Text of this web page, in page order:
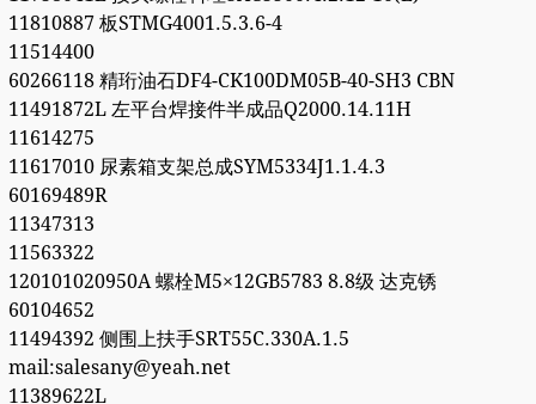
11810887 板STMG4001.5.3.6-4
11514400
60266118 精珩油石DF4-CK100DM05B-40-SH3 CBN
11491872L 左平台焊接件半成品Q2000.14.11H
11614275
11617010 尿素箱支架总成SYM5334J1.1.4.3
60169489R
11347313
11563322
120101020950A 螺栓M5×12GB5783 8.8级 达克锈
60104652
11494392 侧围上扶手SRT55C.330A.1.5
mail:salesany@yeah.net
11389622L